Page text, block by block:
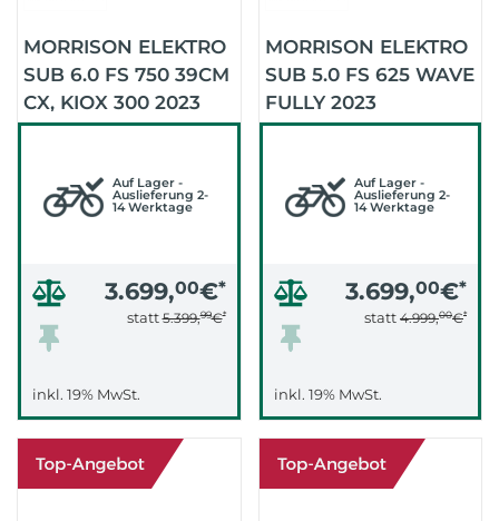
MORRISON ELEKTRO
SUB 6.0 FS 750 39CM
CX, KIOX 300 2023
(DARK BLUE)
Auf Lager -
Auslieferung 2-
14 Werktage
3.699,00€*
statt5.399,99€*
inkl. 19% MwSt.
MORRISON ELEKTRO
SUB 5.0 FS 625 WAVE
FULLY 2023
(DARKGREY)
Auf Lager -
Auslieferung 2-
14 Werktage
3.699,00€*
statt 4.999,00€*
inkl. 19% MwSt.